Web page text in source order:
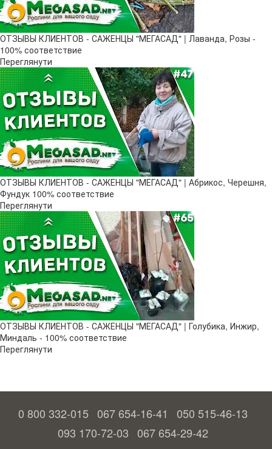
ОТЗЫВЫ КЛИЕНТОВ - САЖЕНЦЫ "МЕГАСАД" | Лаванда, Розы -
100% соответствие
Переглянути
ОТЗЫВЫ КЛИЕНТОВ - САЖЕНЦЫ "МЕГАСАД" | Абрикос, Черешня,
Фундук 100% соответствие
Переглянути
ОТЗЫВЫ КЛИЕНТОВ - САЖЕНЦЫ "МЕГАСАД" | Голубика, Инжир,
Миндаль - 100% соответствие
Переглянути
0 800 332-015 067 654-16-41
050 515-46-13
093 170-72-03 067 654-29-42